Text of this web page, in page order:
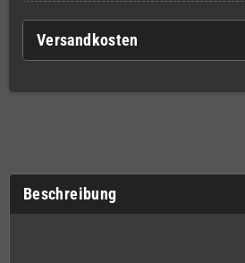
Versandkosten
Beschreibung